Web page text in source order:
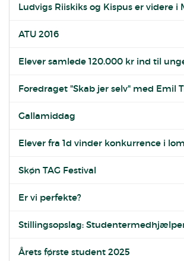
Ludvigs Riiskiks og Kispus er videre i
ATU 2016
Elever samlede 120.000 kr ind til
Foredraget "Skab jer selv" med Emil
Gallamiddag
Elever fra 1d vinder konkurrence i
Skøn TAG Festival
Er vi perfekte?
Stillingsopslag:
Årets første student 2025